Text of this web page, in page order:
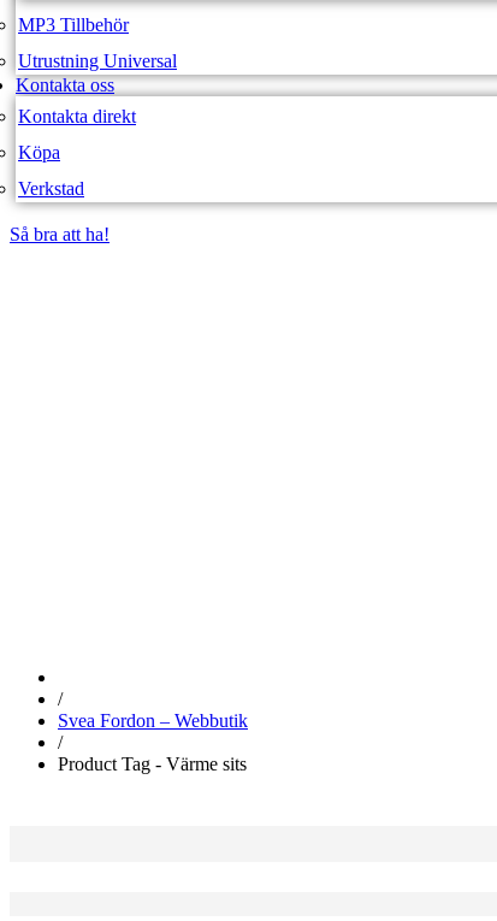
MP3 Tillbehör
Utrustning Universal
Kontakta oss
Kontakta direkt
Köpa
Verkstad
Så bra att ha!
/
Svea Fordon – Webbutik
/
Product Tag - Värme sits